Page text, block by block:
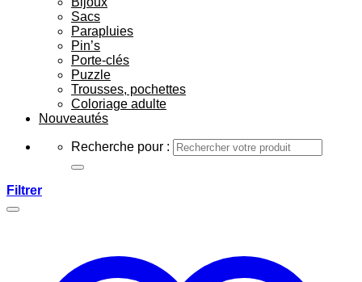
Sacs
Parapluies
Pin’s
Porte-clés
Puzzle
Trousses, pochettes
Coloriage adulte
Nouveautés
Recherche pour :
Filtrer